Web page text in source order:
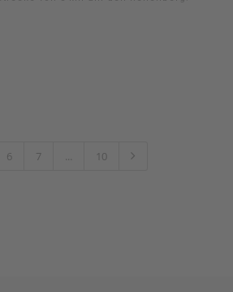
6 7 ... 10